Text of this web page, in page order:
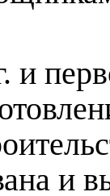
. и
и